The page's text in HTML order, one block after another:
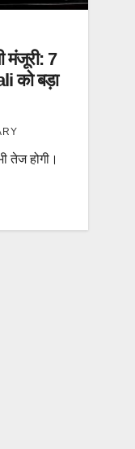
मंजूरी: 7
को बड़ा
तेज होगी।